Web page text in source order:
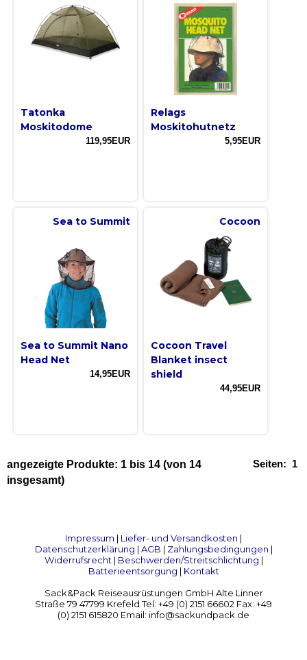
Tatonka
Moskitodome
119,95EUR
Relags
Moskitohutnetz
5,95EUR
Sea to Summit
Sea to Summit Nano
Head Net
14,95EUR
Cocoon
Cocoon Travel
Blanket insect
shield
44,95EUR
Seiten: 1
angezeigte Produkte: 1 bis 14 (von 14
insgesamt)
Impressum | Liefer- und Versandkosten |
Datenschutzerklärung | AGB | Zahlungsbedingungen |
Widerrufsrecht| Beschwerden/Streitschlichtung |
Batterieentsorgung | Kontakt
Sack&Pack Reiseausrüstungen GmbH Alte Linner
Straße 79 47799 Krefeld Tel: +49 (0) 2151 66602 Fax: +49
(0) 2151 615820 Email: info@sackundpack.de